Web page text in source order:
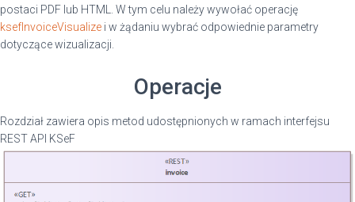
postaci PDF lub HTML. W tym celu należy wywołać operację
ksefInvoiceVisualize i w żądaniu wybrać odpowiednie parametry
dotyczące wizualizacji.
Operacje
Rozdział zawiera opis metod udostępnionych w ramach interfejsu
REST API KSeF